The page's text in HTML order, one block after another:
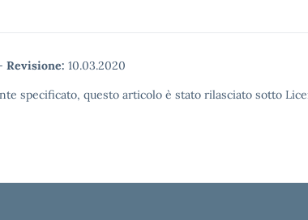
Revisione: 10.03.2020
specificato, questo articolo è stato rilasciato sotto